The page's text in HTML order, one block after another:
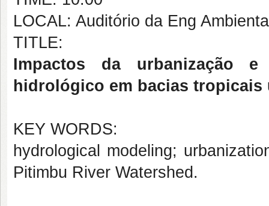
LOCAL: Auditório da Eng
TITLE:
Impactos da urbanização
hidrológico em bacias tropicais
KEY WORDS:
hydrological modeling;
Pitimbu River Watershed.